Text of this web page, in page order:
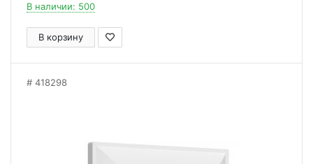
В наличии: 500
В корзину
418298